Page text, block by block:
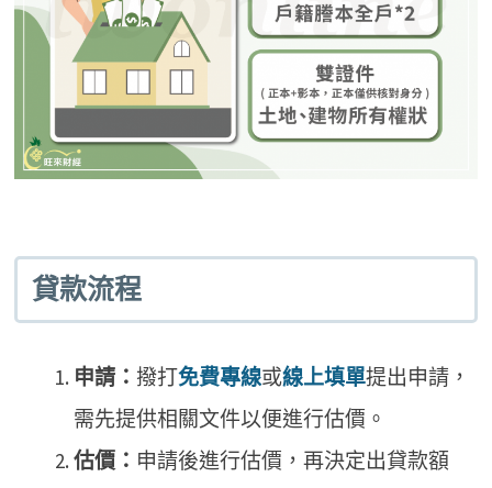
貸款流程
申請： 撥打免費專線或線上填單提出申請，
需先提供相關文件以便進行估價。
估價： 申請後進行估價，再決定出貸款額